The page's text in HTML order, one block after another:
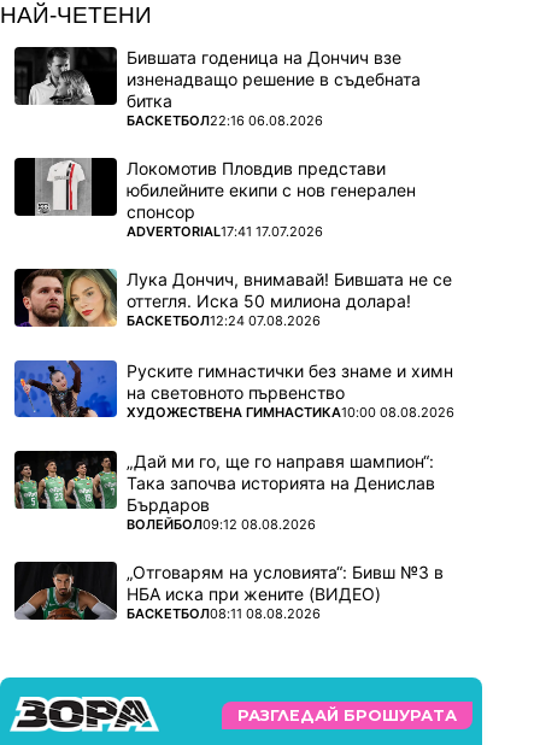
НАЙ-ЧЕТЕНИ
Бившата годеница на Дончич взе
изненадващо решение в съдебната
битка
ПОВЕЧЕ ОТ
БАСКЕТБОЛ22:16 06.08.2026
Локомотив Пловдив представи
юбилейните екипи с нов генерален
спонсор
ПОВЕЧЕ ОТ
ADVERTORIAL17:41 17.07.2026
Лука Дончич, внимавай! Бившата не се
оттегля. Иска 50 милиона долара!
ПОВЕЧЕ ОТ
БАСКЕТБОЛ12:24 07.08.2026
Руските гимнастички без знаме и химн
на световното първенство
ПОВЕЧЕ ОТ
ХУДОЖЕСТВЕНА ГИМНАСТИКА10:00 08.08.2026
„Дай ми го, ще го направя шампион“:
Така започва историята на Денислав
Бърдаров
ПОВЕЧЕ ОТ
ВОЛЕЙБОЛ09:12 08.08.2026
„Отговарям на условията“: Бивш №3 в
НБА иска при жените (ВИДЕО)
ПОВЕЧЕ ОТ
БАСКЕТБОЛ08:11 08.08.2026
РАЗГЛЕДАЙ БРОШУРАТА